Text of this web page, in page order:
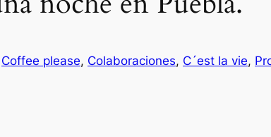
Coffee please, Colaboraciones, C´est la vie,